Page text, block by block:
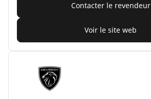
Contacter le revendeur
Voir le site web